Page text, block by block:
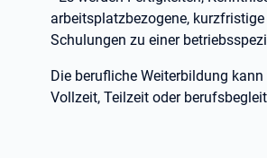
arbeitsplatzbezogene,
Schulungen zu einer
Die berufliche Weiterbildung
Vollzeit, Teilzeit oder